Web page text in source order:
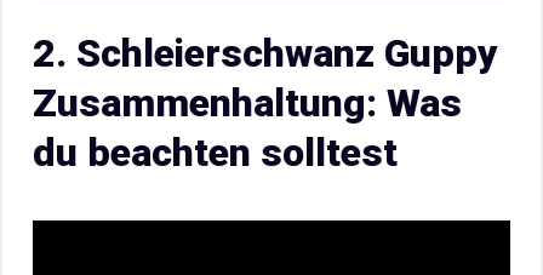
2. Schleierschwanz Guppy
Zusammenhaltung: Was
du beachten solltest